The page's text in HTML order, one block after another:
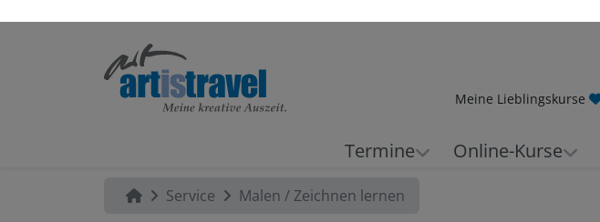
Service Malen / Zeichnen lernen